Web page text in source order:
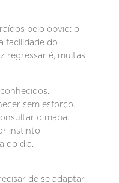
pelo óbvio: o
facilidade do
regressar é, muitas
sem esforço.
o mapa.
instinto.
do dia.
de se adaptar.